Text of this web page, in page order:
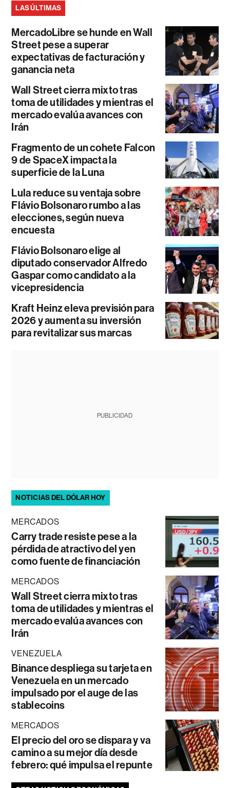
LAS ÚLTIMAS
MercadoLibre se hunde en Wall
Street pese a superar
expectativas de facturación y
ganancia neta
Wall Street cierra mixto tras
toma de utilidades y mientras el
mercado evalúa avances con
Irán
Fragmento de un cohete Falcon
9 de SpaceX impacta la
superficie de la Luna
Lula reduce su ventaja sobre
Flávio Bolsonaro rumbo a las
elecciones, según nueva
encuesta
Flávio Bolsonaro elige al
diputado conservador Alfredo
Gaspar como candidato a la
vicepresidencia
Kraft Heinz eleva previsión para
2026 y aumenta su inversión
para revitalizar sus marcas
PUBLICIDAD
NOTICIAS DEL DÓLAR HOY
MERCADOS
Carry trade resiste pese a la
pérdida de atractivo del yen
como fuente de financiación
MERCADOS
Wall Street cierra mixto tras
toma de utilidades y mientras el
mercado evalúa avances con
Irán
VENEZUELA
Binance despliega su tarjeta en
Venezuela en un mercado
impulsado por el auge de las
stablecoins
MERCADOS
El precio del oro se dispara y va
camino a su mejor día desde
febrero: qué impulsa el repunte